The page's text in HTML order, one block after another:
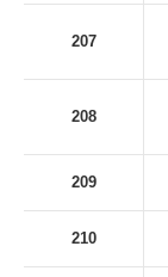
207
208
209
210